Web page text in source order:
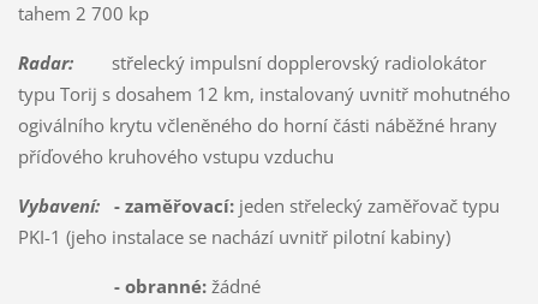
tahem 2 700 kp
Radar:střelecký impulsní dopplerovský radiolokátor
typu Torij s dosahem 12 km, instalovaný uvnitř mohutného
ogiválního krytu včleněného do horní části náběžné hrany
příďového kruhového vstupu vzduchu
Vybavení: - zaměřovací: jeden střelecký zaměřovač typu
PKI-1 (jeho instalace se nachází uvnitř pilotní kabiny)
- obranné:žádné